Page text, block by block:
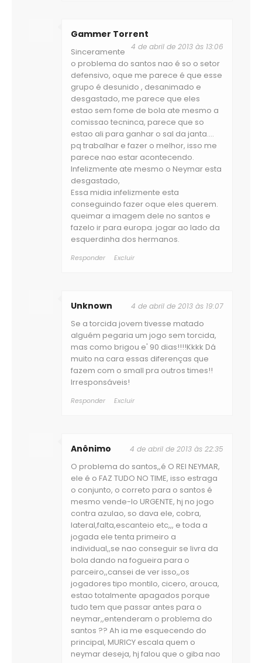
Gammer Torrent
4 de abril de 2013 às 13:06
Sinceramente
o problema do santos nao é so o setor
defensivo, oque me parece é que esse
grupo é desunido , desanimado e
desgastado, me parece que eles
estao sem fome de bola ate mesmo a
comissao tecninca, parece que so
estao ali para ganhar o sal da janta....
pq trabalhar e fazer o melhor, isso me
parece nao estar acontecendo.
Infelizmente ate mesmo o Neymar esta
desgastado,
Essa midia infelizmente esta
conseguindo fazer oque eles querem.
queimar a imagem dele no santos e
fazelo ir para europa. jogar ao lado da
esquerdinha dos hermanos.
Responder Excluir
Unknown 4 de abril de 2013 às 19:07
Se a torcida jovem tivesse matado
alguém pegaria um jogo sem torcida,
mas como brigou e' 90 dias!!!!Kkkk Dá
muito na cara essas diferenças que
fazem com o small pra outros times!!
Irresponsáveis!
Responder Excluir
Anônimo 4 de abril de 2013 às 22:35
O problema do santos,,é O REI NEYMAR,
ele é o FAZ TUDO NO TIME, isso estraga
o conjunto, o correto para o santos é
mesmo vende-lo URGENTE, hj no jogo
contra azulao, so dava ele, cobra,
lateral,falta,escanteio etc,,, e toda a
jogada ele tenta primeiro a
individual,,se nao conseguir se livra da
bola dando na fogueira para o
parceiro,,cansei de ver isso,,os
jogadores tipo montilo, cicero, arouca,
estao totalmente apagados porque
tudo tem que passar antes para o
neymar,,entenderam o problema do
santos ?? Ah ia me esquecendo do
principal, MURICY escala quem o
neymar deseja, hj falou que o giba nao